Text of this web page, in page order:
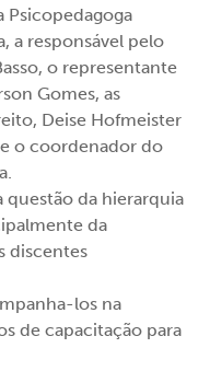
Psicopedagoga
a responsável pelo
o representante
Gomes, as
Deise Hofmeister
o coordenador do
da hierarquia
da
discentes
los na
de capacitação para